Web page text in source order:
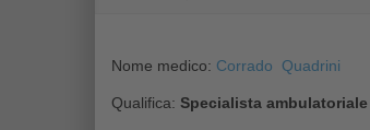
Nome medico: Corrado Quadrini
Qualifica: Specialista ambulatoriale